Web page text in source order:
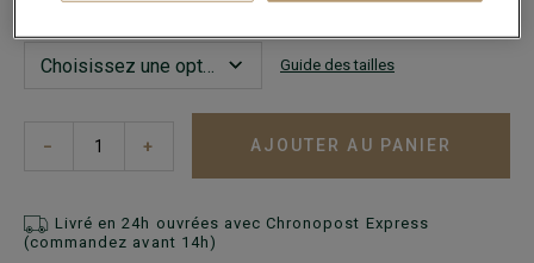
Guide des tailles
− + AJOUTER AU PANIER
Livré en 24h ouvrées avec Chronopost Express
(commandez avant 14h)